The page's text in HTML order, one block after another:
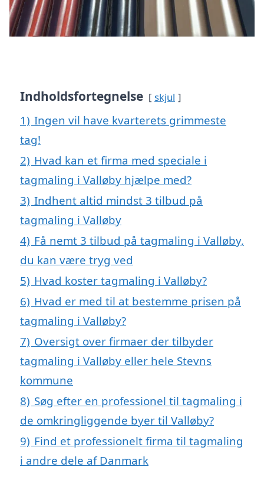
Indholdsfortegnelse skjul
1) Ingen vil have kvarterets grimmeste
tag!
2) Hvad kan et firma med speciale i
tagmaling i Valløby hjælpe med?
3) Indhent altid mindst 3 tilbud på
tagmaling i Valløby
4) Få nemt 3 tilbud på tagmaling i Valløby,
du kan være tryg ved
5) Hvad koster tagmaling i Valløby?
6) Hvad er med til at bestemme prisen på
tagmaling i Valløby?
7) Oversigt over firmaer der tilbyder
tagmaling i Valløby eller hele Stevns
kommune
8) Søg efter en professionel til tagmaling i
de omkringliggende byer til Valløby?
9) Find et professionelt firma til tagmaling
i andre dele af Danmark